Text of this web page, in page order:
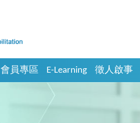
會員專區 E-Learning 徵人啟事